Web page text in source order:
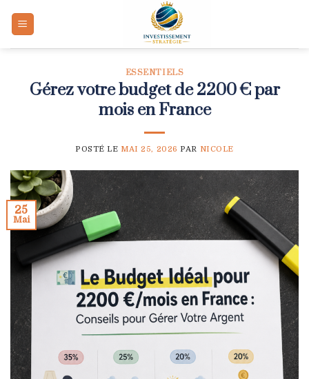
ESSENTIELS
Gérez votre budget de 2200 € par
mois en France
POSTÉ LE MAI 25, 2026 PAR NICOLE
25
Mai